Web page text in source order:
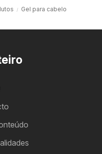
Gel para cabelo